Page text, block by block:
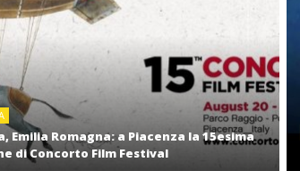
Emilia Romagna: a Piacenza la 15esima
di Concorto Film Festival